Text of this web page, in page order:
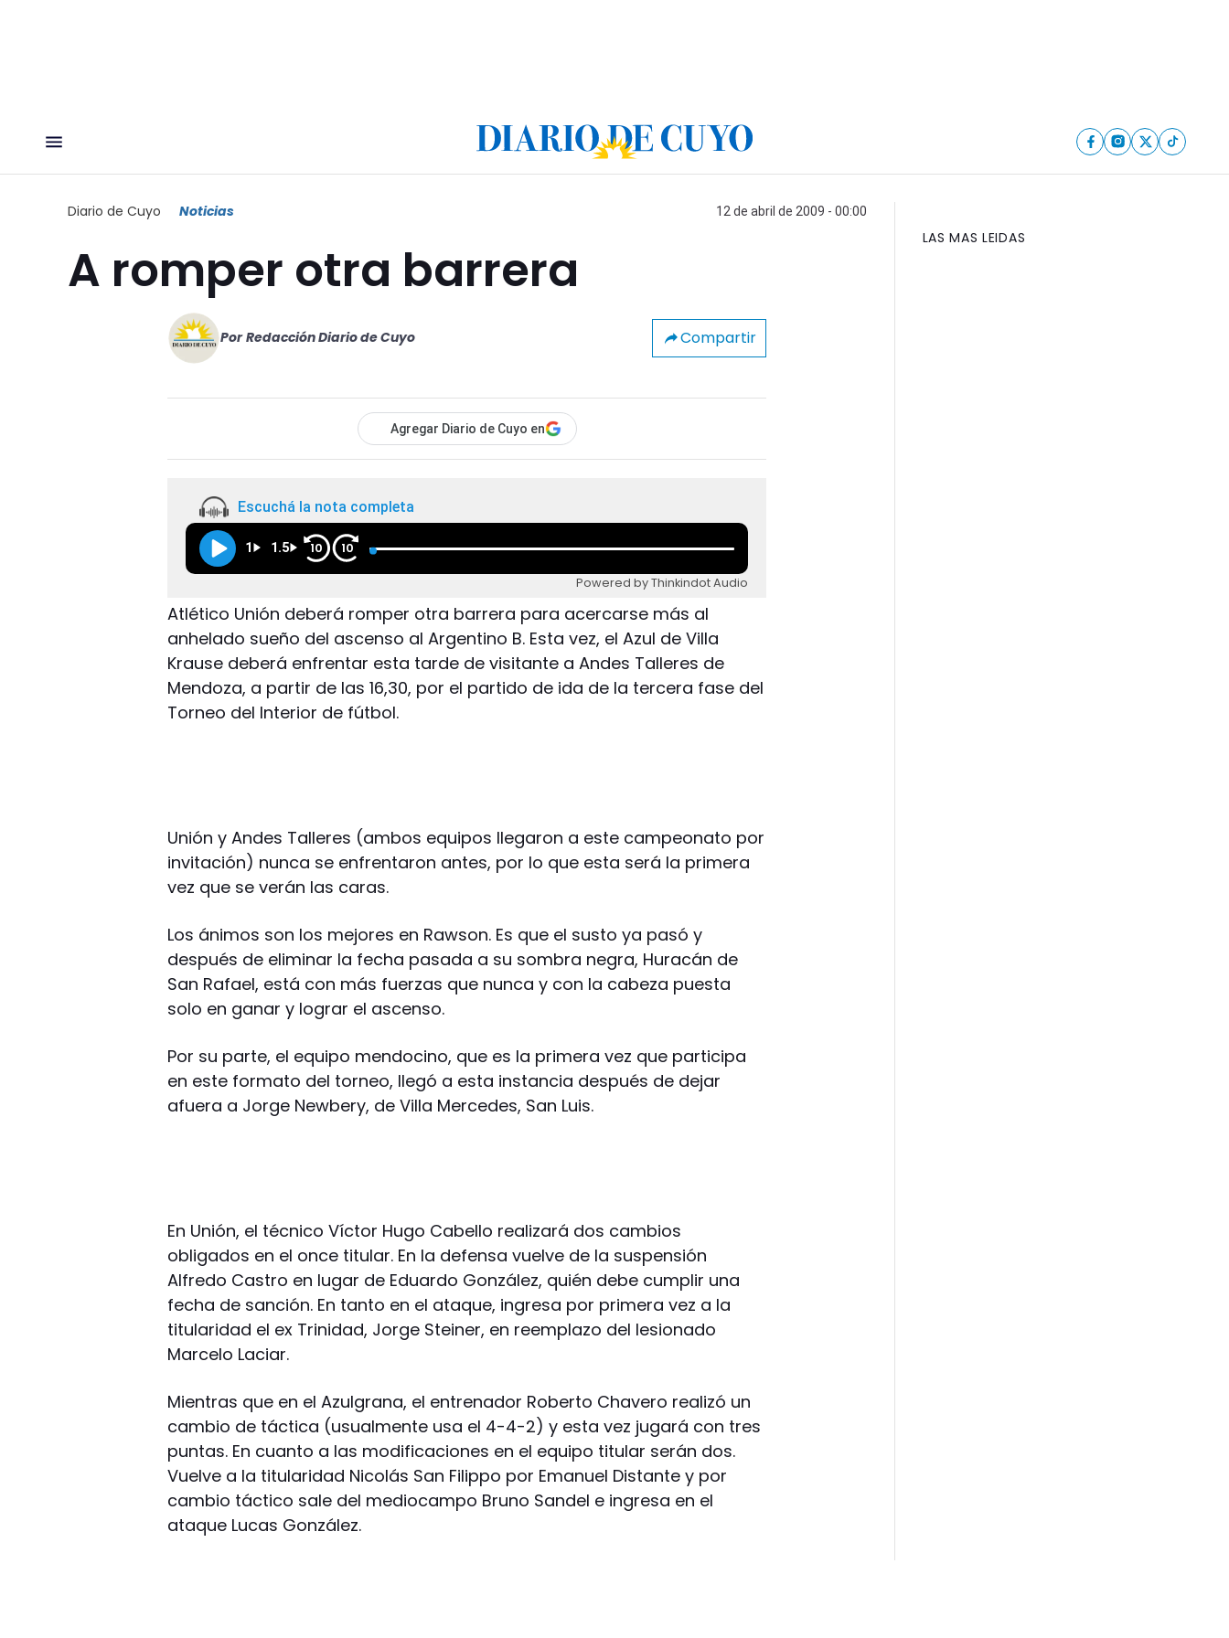
Diario de Cuyo Noticias 12 de abril de 2009 - 00:00
A romper otra barrera
Por Redacción Diario de Cuyo Compartir
Agregar Diario de Cuyo en
Escuchá la nota completa
1 1.5 10 10
Powered by Thinkindot Audio
Atlético Unión deberá romper otra barrera para acercarse más al
anhelado sueño del ascenso al Argentino B. Esta vez, el Azul de Villa
Krause deberá enfrentar esta tarde de visitante a Andes Talleres de
Mendoza, a partir de las 16,30, por el partido de ida de la tercera fase del
Torneo del Interior de fútbol.
Unión y Andes Talleres (ambos equipos llegaron a este campeonato por
invitación) nunca se enfrentaron antes, por lo que esta será la primera
vez que se verán las caras.
Los ánimos son los mejores en Rawson. Es que el susto ya pasó y
después de eliminar la fecha pasada a su sombra negra, Huracán de
San Rafael, está con más fuerzas que nunca y con la cabeza puesta
solo en ganar y lograr el ascenso.
Por su parte, el equipo mendocino, que es la primera vez que participa
en este formato del torneo, llegó a esta instancia después de dejar
afuera a Jorge Newbery, de Villa Mercedes, San Luis.
En Unión, el técnico Víctor Hugo Cabello realizará dos cambios
obligados en el once titular. En la defensa vuelve de la suspensión
Alfredo Castro en lugar de Eduardo González, quién debe cumplir una
fecha de sanción. En tanto en el ataque, ingresa por primera vez a la
titularidad el ex Trinidad, Jorge Steiner, en reemplazo del lesionado
Marcelo Laciar.
Mientras que en el Azulgrana, el entrenador Roberto Chavero realizó un
cambio de táctica (usualmente usa el 4-4-2) y esta vez jugará con tres
puntas. En cuanto a las modificaciones en el equipo titular serán dos.
Vuelve a la titularidad Nicolás San Filippo por Emanuel Distante y por
cambio táctico sale del mediocampo Bruno Sandel e ingresa en el
ataque Lucas González.
LAS MAS LEIDAS